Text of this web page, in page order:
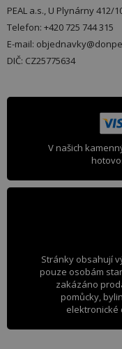
PEAL a.s., U Plynárny 412/
Telefon: +420 725 744 315
E-mail:
DIČ: CZ25775634
V našich
Stránky obsahují
pouze osobám
zakázáno
pomůcky,
elektronické